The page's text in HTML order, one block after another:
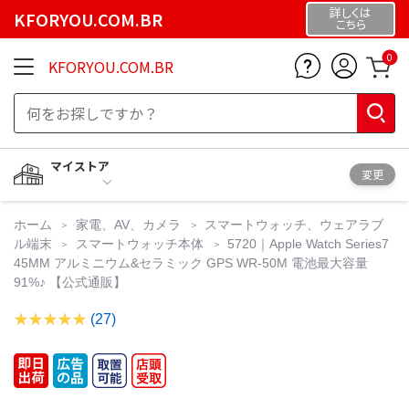
KFORYOU.COM.BR 詳しくは
こちら
KFORYOU.COM.BR 0
マイストア
変更
ホーム 家電、AV、カメラ
スマートウォッチ、ウェアラブ
ル端末
スマートウォッチ本体
5720｜Apple Watch Series7
45MM アルミニウム&セラミック GPS WR-50M 電池最大容量
91%♪ 【公式通販】
(27)